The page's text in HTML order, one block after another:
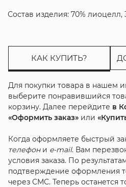
Состав изделия: 70% лиоцелл,
КАК КУПИТЬ?
Для покупки товара в нашем
выберите понравившийся
корзину. Далее перейдите в
«Оформить заказ»или
Когда оформляете быстрый
телефони e-mail. Вам
условия заказа. По
подтверждение оформления
через СМС. Теперь останется